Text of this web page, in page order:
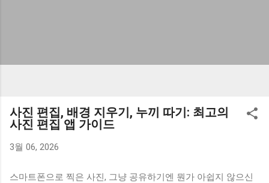
사진 편집, 배경 지우기, 누끼 따기: 최고의
사진 편집 앱 가이드
3월 06, 2026
스마트폰으로 찍은 사진, 그냥 공유하기엔 뭔가 아쉽지 않으신